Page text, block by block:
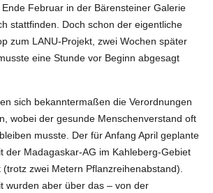
Februar in der Bärensteiner Galerie
stattfinden. Doch schon der eigentliche
zum LANU-Projekt, zwei Wochen später
eine Stunde vor Beginn abgesagt
sich bekanntermaßen die Verordnungen
wobei der gesunde Menschenverstand oft
musste. Der für Anfang April geplante
der Madagaskar-AG im Kahleberg-Gebiet
zwei Metern Pflanzreihenabstand).
wurden aber über das – von der